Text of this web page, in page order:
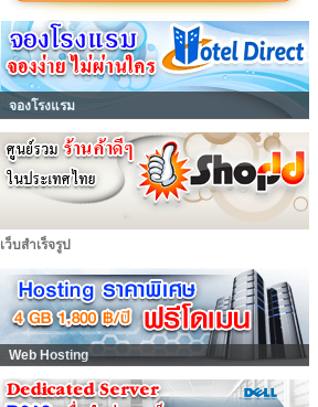
จองโรงแรม
เว็บสำเร็จรูป
Web Hosting